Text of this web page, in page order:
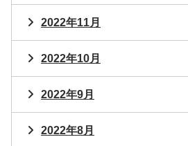
2022年11月
2022年10月
2022年9月
2022年8月